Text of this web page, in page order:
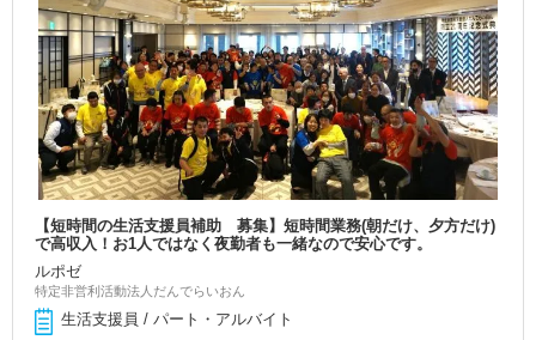
【短時間の生活支援員補助 募集】短時間業務(朝だけ、夕方だけ)
で高収入！お1人ではなく夜勤者も一緒なので安心です。
ルポゼ
特定非営利活動法人だんでらいおん
生活支援員 / パート・アルバイト